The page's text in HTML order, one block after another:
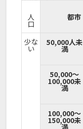
人
口
都市
少な
い
50,000人未
満
50,000～
100,000未
満
100,000～
150,000未
満